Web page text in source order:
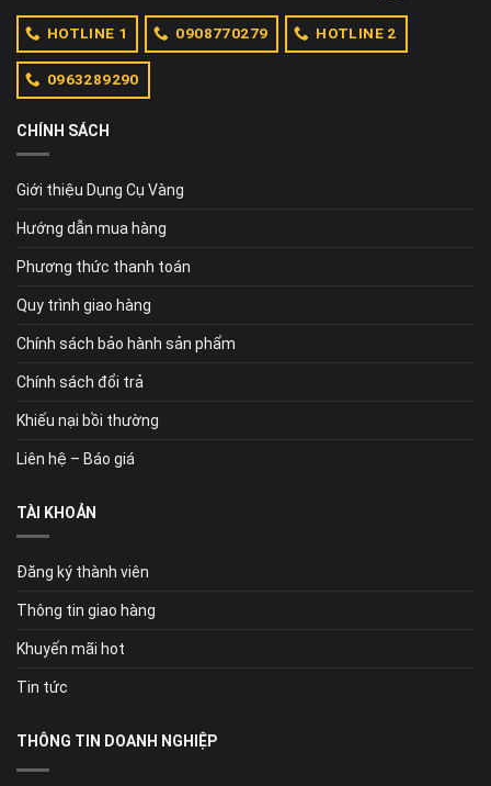
HOTLINE 1 0908770279 HOTLINE 2
0963289290
CHÍNH SÁCH
Giới thiệu Dụng Cụ Vàng
Hướng dẫn mua hàng
Phương thức thanh toán
Quy trình giao hàng
Chính sách bảo hành sản phẩm
Chính sách đổi trả
Khiếu nại bồi thường
Liên hệ – Báo giá
TÀI KHOẢN
Đăng ký thành viên
Thông tin giao hàng
Khuyến mãi hot
Tin tức
THÔNG TIN DOANH NGHIỆP